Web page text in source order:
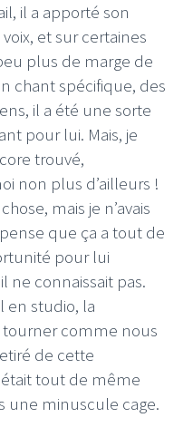
il a apporté son
et sur certaines
plus de marge de
chant spécifique, des
il a été une sorte
pour lui. Mais, je
trouvé,
non plus d’ailleurs !
mais je n’avais
que ça a tout de
pour lui
ne connaissait pas.
en studio, la
comme nous
de cette
était tout de même
une minuscule cage.